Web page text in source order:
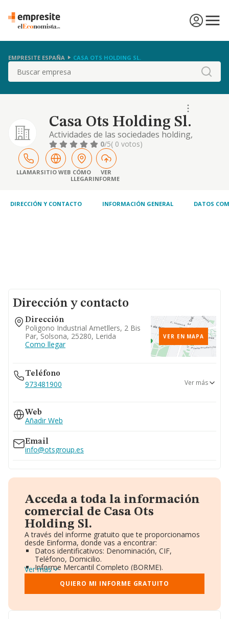
EMPRESITE ESPAÑA CASA OTS HOLDING SL.
Buscar
Casa Ots Holding Sl.
Actividades de las sociedades holding,
principalmente apoyo a las empresas del
grupo.
0/5( 0 votos)
LLAMARSITIO WEB CÓMO
LLEGAR
VER
INFORME
DIRECCIÓN Y CONTACTO INFORMACIÓN GENERAL DATOS
Dirección y contacto
Dirección
Poligono Industrial Ametllers, 2 Bis
Par, Solsona, 25280, Lerida
Como llegar
VER EN MAPA
Teléfono
973481900
902883083
Ver más
Web
Añadir Web
Email
info@otsgroup.es
Acceda a toda la información
comercial de Casa Ots
Holding Sl.
A través del informe gratuito que te proporcionamos
desde Einforma, donde vas a encontrar:
Datos identificativos: Denominación, CIF,
Teléfono, Domicilio.
Informe Mercantil Completo (BORME).
Gráficos de Evolución Ventas y Empleados.
Consejo de Administración y Administradores.
Directivos y Ejecutivos.
Ver más
QUIERO MI INFORME GRATUITO